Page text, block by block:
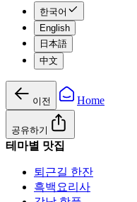
한국어
English
日本語
中文
이전 Home
공유하기
테마별 맛집
퇴근길 한잔
흑백요리사